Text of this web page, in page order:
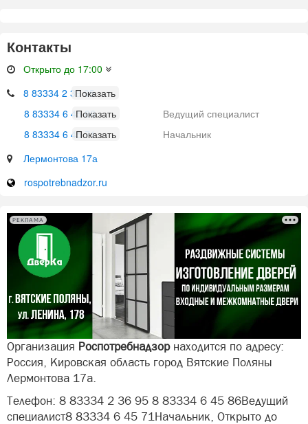
Контакты
Открыто до 17:00
8 83334 2 36 95
8 83334 6 45 86
Ведущий специалист
8 83334 6 45 71
Начальник
Лермонтова 17а
rospotrebnadzor.ru
РЕКЛАМА
Организация Роспотребнадзорнаходится по адресу:
Россия, Кировская область город Вятские Поляны
Лермонтова 17а.
Телефон: 8 83334 2 36 95 8 83334 6 45 86Ведущий
специалист8 83334 6 45 71Начальник, Открыто до